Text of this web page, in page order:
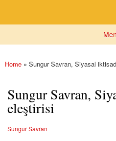
You are here
Home » Sungur Savran, Siyasal
Sungur Savran,
eleştirisi
Sungur Savran